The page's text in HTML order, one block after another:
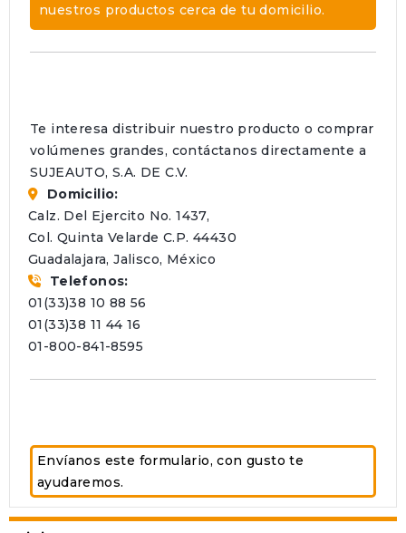
nuestros productos cerca de tu domicilio.
Te interesa distribuir nuestro producto o comprar
volúmenes grandes, contáctanos directamente a
SUJEAUTO, S.A. DE C.V.
Domicilio:
Calz. Del Ejercito No. 1437,
Col. Quinta Velarde C.P. 44430
Guadalajara, Jalisco, México
Telefonos:
01(33)38 10 88 56
01(33)38 11 44 16
01-800-841-8595
Envíanos este formulario, con gusto te
ayudaremos.